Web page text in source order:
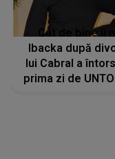
Cât de bine îi
Ibacka după
lui Cabral a
prima zi de